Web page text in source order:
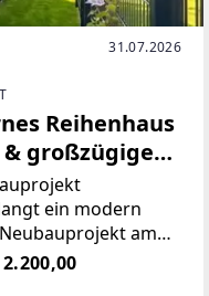
31.07.2026
Reihenhaus
großzügigem
1220
ein modern
am
Das
und